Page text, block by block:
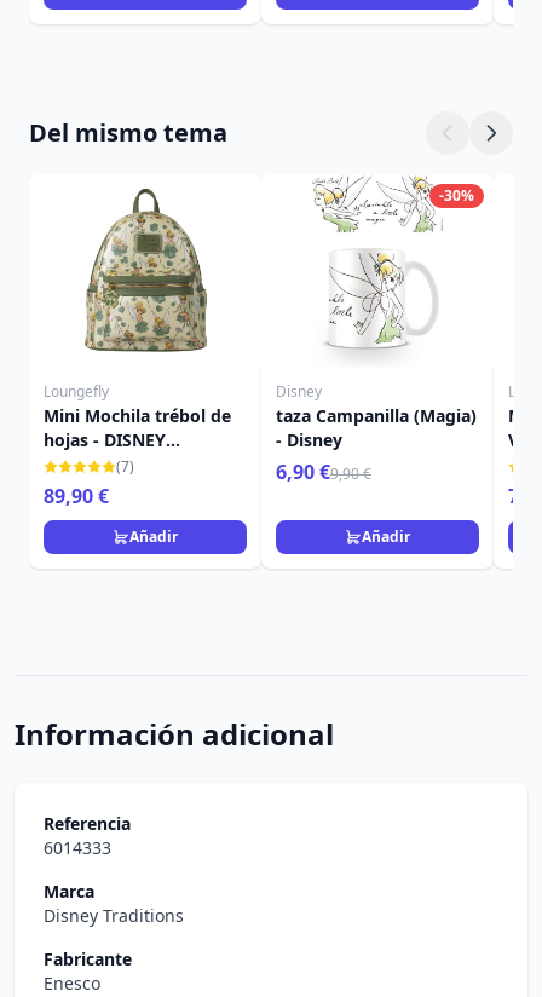
Del mismo tema
Loungefly
Mini Mochila trébol de
hojas - DISNEY
LOUNGEFLY Campanilla
4
(7)
89,90 €
Añadir
-30%
Disney
taza Campanilla (Magia)
- Disney
6,90 €9,90 €
Añadir
Información adicional
Referencia
6014333
Marca
Disney Traditions
Fabricante
Enesco